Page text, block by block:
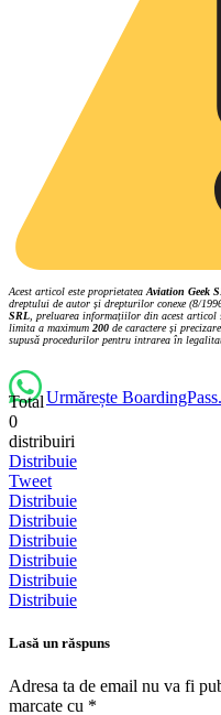
Acest articol este proprietatea Aviation Geek
dreptului de autor și drepturilor conexe (8/
SRL , preluarea informațiilor din acest
limita a maximum 200 de caractere și
supusă procedurilor pentru intrarea în
Urmărește
Total
0
distribuiri
Distribuie
Tweet
Distribuie
Distribuie
Distribuie
Distribuie
Distribuie
Distribuie
Lasă un răspuns
Adresa ta de email nu va fi
marcate cu *